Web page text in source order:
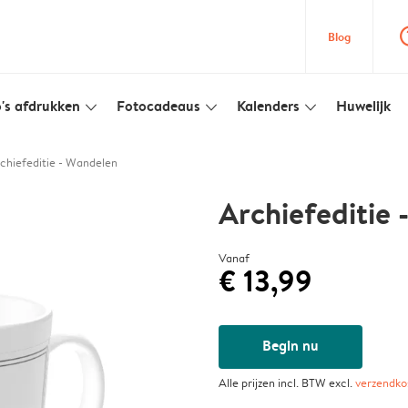
Blog
afdrukken slim_arrow_down Fotocadeaus slim_arrow_down Kalenders slim_arrow_down Huwelijk
- Wandelen
Archiefeditie
Vanaf
€ 13,99
Begin nu
Alle prijzen incl. BTW excl.